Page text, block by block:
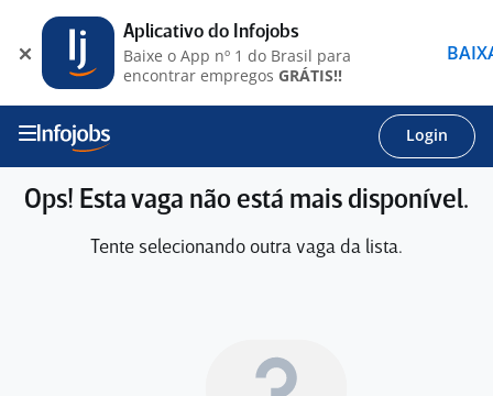
Login
Ops! Esta vaga não está mais disponível.
Tente selecionando outra vaga da lista.
Aplicativo do Infojobs
Baixe o App nº 1 do Brasil para
encontrar empregos GRÁTIS!!